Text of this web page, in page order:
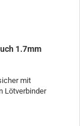
1.7mm
mit
Lötverbinder